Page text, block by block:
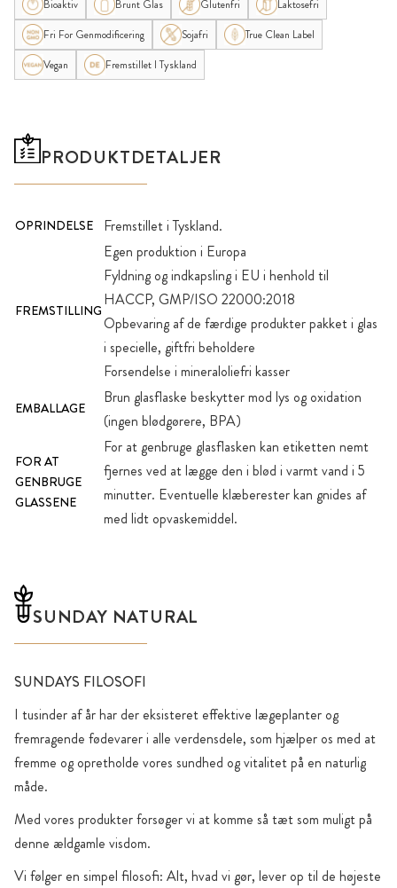
Bioaktiv Brunt Glas Glutenfri
Laktosefri
Fri For Genmodificering
Sojafri
True Clean Label
Vegan
Fremstillet I Tyskland
PRODUKTDETALJER
OPRINDELSE Fremstillet i Tyskland.
FREMSTILLING
Egen produktion i Europa
Fyldning og indkapsling i EU i henhold til
HACCP, GMP/ISO 22000:2018
Opbevaring af de færdige produkter pakket i glas
i specielle, giftfri beholdere
Forsendelse i mineraloliefri kasser
EMBALLAGE
Brun glasflaske beskytter mod lys og oxidation
(ingen blødgørere, BPA)
FOR AT
GENBRUGE
GLASSENE
For at genbruge glasflasken kan etiketten nemt
fjernes ved at lægge den i blød i varmt vand i 5
minutter. Eventuelle klæberester kan gnides af
med lidt opvaskemiddel.
SUNDAY NATURAL
SUNDAYS FILOSOFI
I tusinder af år har der eksisteret effektive lægeplanter og
fremragende fødevarer i alle verdensdele, som hjælper os med at
fremme og opretholde vores sundhed og vitalitet på en naturlig
måde.
Med vores produkter forsøger vi at komme så tæt som muligt på
denne ældgamle visdom.
Vi følger en simpel filosofi: Alt, hvad vi gør, lever op til de højeste